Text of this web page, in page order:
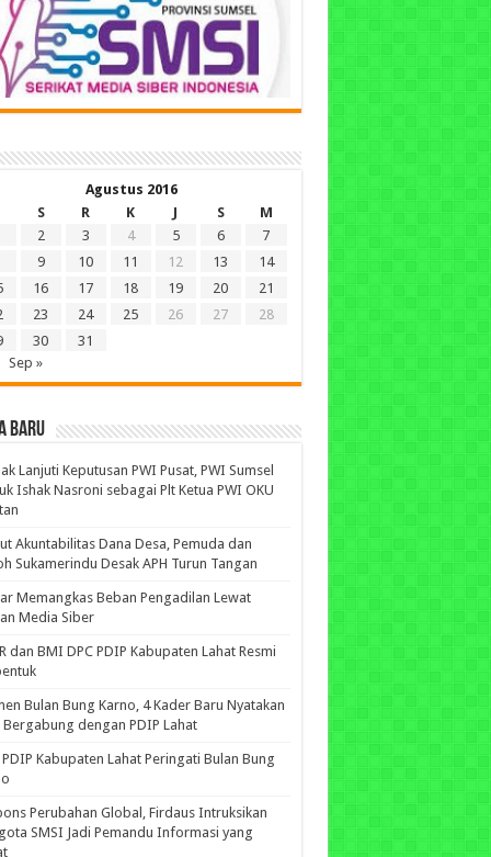
Agustus 2016
S R K J S
M
2 3 4 5 6
7
9 10 11 12 13
14
16 17 18 19 20
21
23 24 25 26 27
28
30
31
Sep »
BARU
Lanjuti Keputusan PWI Pusat, PWI Sumsel
Ishak Nasroni sebagai Plt Ketua PWI OKU
Akuntabilitas Dana Desa, Pemuda dan
Sukamerindu Desak APH Turun Tangan
Memangkas Beban Pengadilan Lewat
Media Siber
dan BMI DPC PDIP Kabupaten Lahat Resmi
Bulan Bung Karno, 4 Kader Baru Nyatakan
Bergabung dengan PDIP Lahat
PDIP Kabupaten Lahat Peringati Bulan Bung
Perubahan Global, Firdaus Intruksikan
SMSI Jadi Pemandu Informasi yang